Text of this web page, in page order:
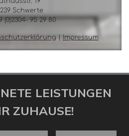
LEISTUNGEN
ZUHAUSE!